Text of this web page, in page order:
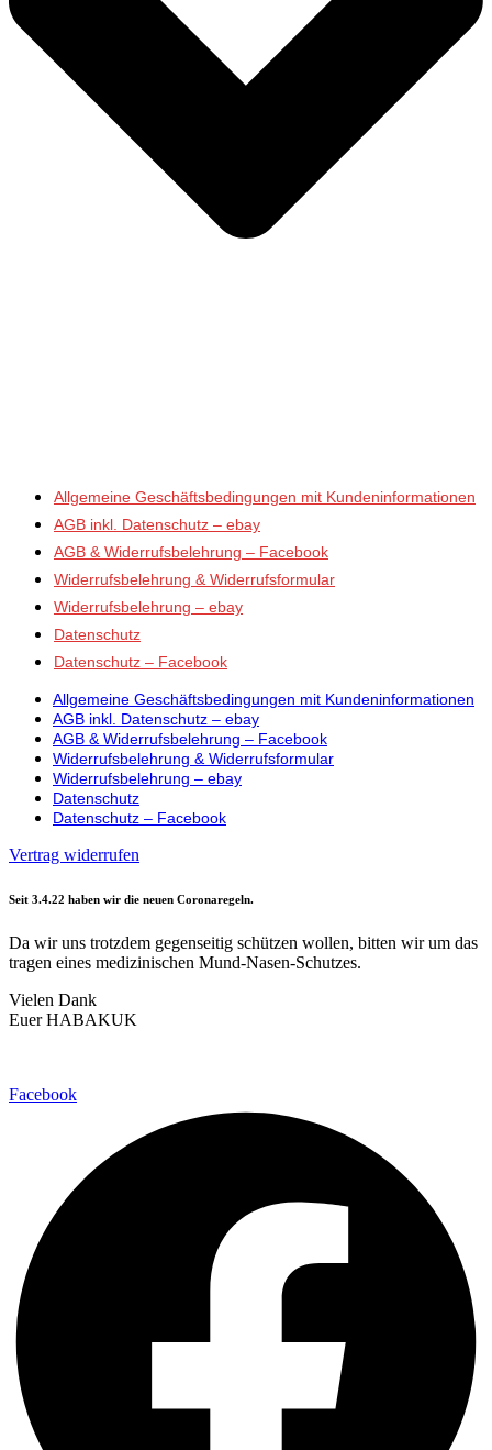
Allgemeine Geschäftsbedingungen mit Kundeninformationen
AGB inkl. Datenschutz – ebay
AGB & Widerrufsbelehrung – Facebook
Widerrufsbelehrung & Widerrufsformular
Widerrufsbelehrung – ebay
Datenschutz
Datenschutz – Facebook
Allgemeine Geschäftsbedingungen mit Kundeninformationen
AGB inkl. Datenschutz – ebay
AGB & Widerrufsbelehrung – Facebook
Widerrufsbelehrung & Widerrufsformular
Widerrufsbelehrung – ebay
Datenschutz
Datenschutz – Facebook
Vertrag widerrufen
Seit 3.4.22 haben wir die neuen Coronaregeln.
Da wir uns trotzdem gegenseitig schützen wollen, bitten wir um das
tragen eines medizinischen Mund-Nasen-Schutzes.
Vielen Dank
Euer HABAKUK
Facebook